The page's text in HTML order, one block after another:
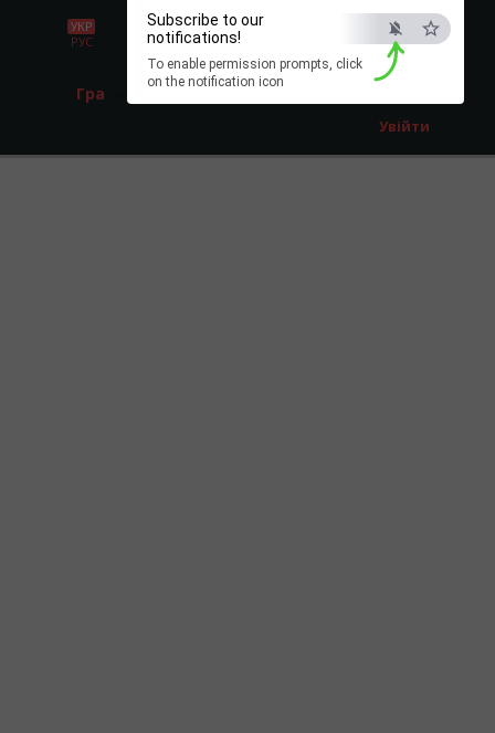
Subscribe to our
notifications!
To enable permission prompts, click
on the notification icon
УКР
РУС
Гра
Увійти